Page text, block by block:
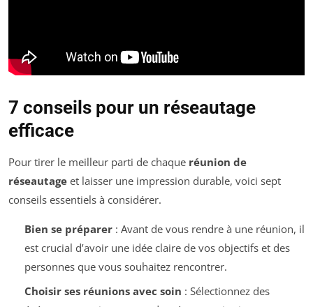
7 conseils pour un réseautage
efficace
Pour tirer le meilleur parti de chaque réunion de
réseautage et laisser une impression durable, voici sept
conseils essentiels à considérer.
Bien se préparer: Avant de vous rendre à une réunion, il
est crucial d’avoir une idée claire de vos objectifs et des
personnes que vous souhaitez rencontrer.
Choisir ses réunions avec soin : Sélectionnez des